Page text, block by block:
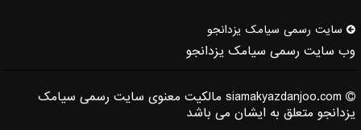
سایت رسمی سیامك یزدانجو
وب سایت رسمی سیامک یزدانجو
siamakyazdanjoo.com مالکیت معنوی سایت رسمی سیامک
یزدانجو متعلق به ایشان می باشد